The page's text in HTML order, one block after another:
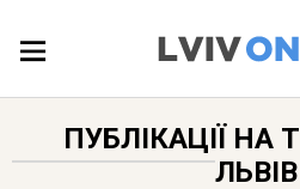
ПУБЛІКАЦІЇ НА
ЛЬВІВ